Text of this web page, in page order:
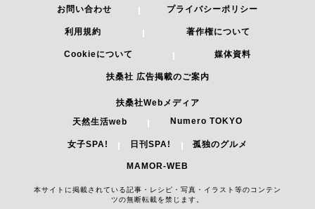
お問い合わせ プライバシーポリシー
利用規約 著作権について
Cookieについて 媒体資料
扶桑社 広告掲載のご案内
扶桑社Webメディア
天然生活web
Numero TOKYO
女子SPA! 日刊SPA! 孤独のグルメ
MAMOR-WEB
本サイトに掲載されている記事・レシピ・写真・イラスト等のコンテン
ツの無断転載を禁じます。